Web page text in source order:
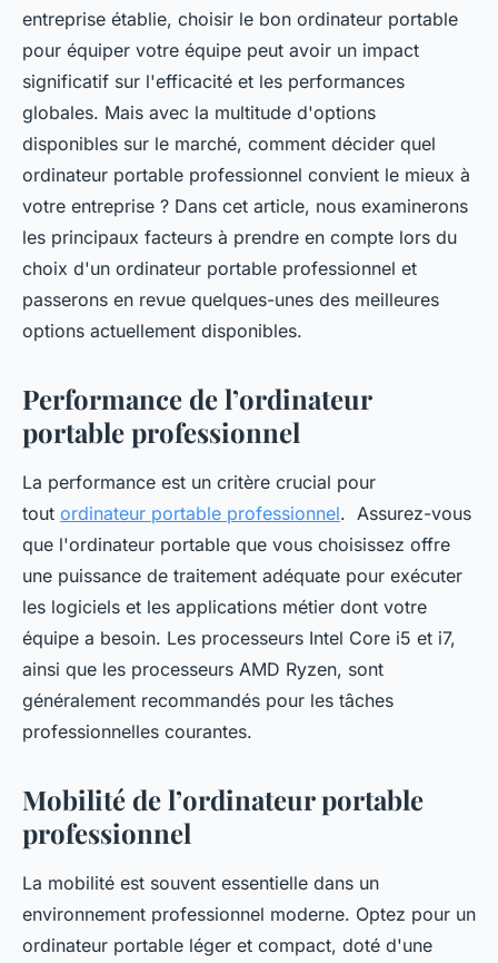
alice•19 février 2024 •2 min de lecture
entreprise établie, choisir le bon ordinateur portable
pour équiper votre équipe peut avoir un impact
significatif sur l'efficacité et les performances
globales. Mais avec la multitude d'options
disponibles sur le marché, comment décider quel
ordinateur portable professionnel convient le mieux à
votre entreprise ? Dans cet article, nous examinerons
les principaux facteurs à prendre en compte lors du
choix d'un ordinateur portable professionnel et
passerons en revue quelques-unes des meilleures
options actuellement disponibles.
Performance de l’ordinateur
portable professionnel
La performance est un critère crucial pour
tout ordinateur portable professionnel. Assurez-vous
que l'ordinateur portable que vous choisissez offre
une puissance de traitement adéquate pour exécuter
les logiciels et les applications métier dont votre
équipe a besoin. Les processeurs Intel Core i5 et i7,
ainsi que les processeurs AMD Ryzen, sont
généralement recommandés pour les tâches
professionnelles courantes.
Mobilité de l’ordinateur portable
professionnel
La mobilité est souvent essentielle dans un
environnement professionnel moderne. Optez pour un
ordinateur portable léger et compact, doté d'une